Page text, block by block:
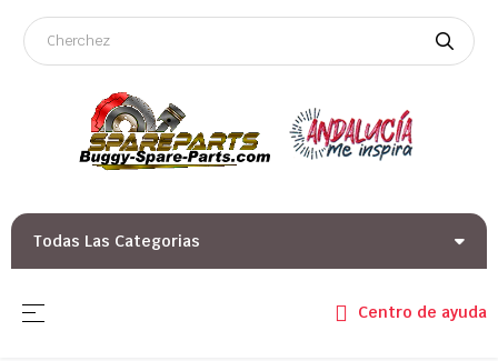
Todas Las Categorias
Navegación de palanca
☰ Centro de ayuda